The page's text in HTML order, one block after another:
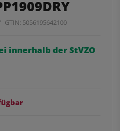
GTIN: 5056195642100
innerhalb der StVZO